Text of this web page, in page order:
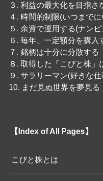
３. 利益の最大化を目指さ
４. 時間的制限(いつまで
５. 余資で運用する(ナン
６. 毎年、一定額分を購入
７. 銘柄は十分に分散する
８. 取得した「こびと株」
９. サラリーマン(好きな
10. まだ見ぬ世界を夢見る
【Index of All Pages】
こびと株とは